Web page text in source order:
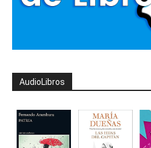
AudioLibros